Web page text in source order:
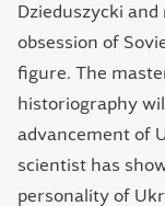
Dzieduszycki
obsession of
figure. The
historiography
advancement of
scientist has
personality of